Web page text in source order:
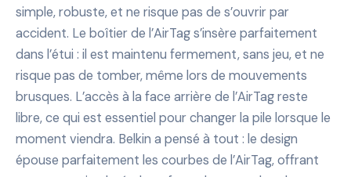
simple, robuste, et ne risque pas de s’ouvrir par
accident. Le boîtier de l’AirTag s’insère parfaitement
dans l’étui : il est maintenu fermement, sans jeu, et ne
risque pas de tomber, même lors de mouvements
brusques. L’accès à la face arrière de l’AirTag reste
libre, ce qui est essentiel pour changer la pile lorsque le
moment viendra. Belkin a pensé à tout : le design
épouse parfaitement les courbes de l’AirTag, offrant